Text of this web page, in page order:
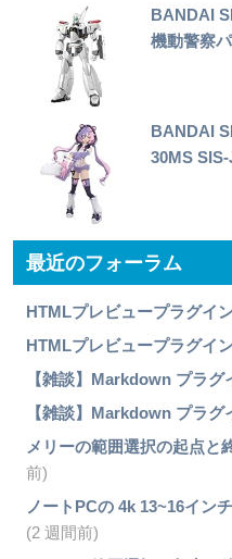
BANDAI
機動警察
BANDAI
30MS
最近のフォーラム
HTMLプレビュープラグイ
HTMLプレビュープラグイ
【雑談】Markdown プラグ
【雑談】Markdown プラグ
メリーの範囲選択の起点と
前)
ノートPCの 4k 13~16イン
(2 週間前)